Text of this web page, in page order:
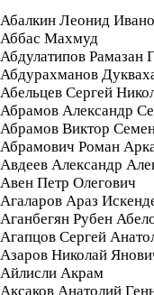
Абалкин Леонид
Аббас Махмуд
Абдулатипов Рамазан
Абдурахманов
Абельцев Сергей
Абрамов Александр
Абрамов Виктор
Абрамович Роман
Авдеев Александр
Авен Петр Олегович
Агаларов Араз
Аганбегян Рубен
Агапцов Сергей
Азаров Николай
Айлисли Акрам
Аксаков Анатолий